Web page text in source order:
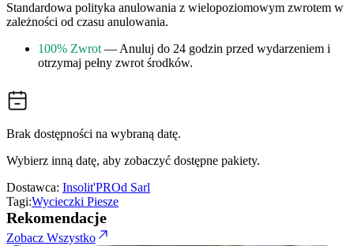
Standardowa polityka anulowania z wielopoziomowym zwrotem w
zależności od czasu anulowania.
100% Zwrot — Anuluj do 24 godzin przed wydarzeniem i
otrzymaj pełny zwrot środków.
Brak dostępności na wybraną datę.
Wybierz inną datę, aby zobaczyć dostępne pakiety.
Dostawca: Insolit'PROd Sarl
Tagi:Wycieczki Piesze
Rekomendacje
Zobacz Wszystko